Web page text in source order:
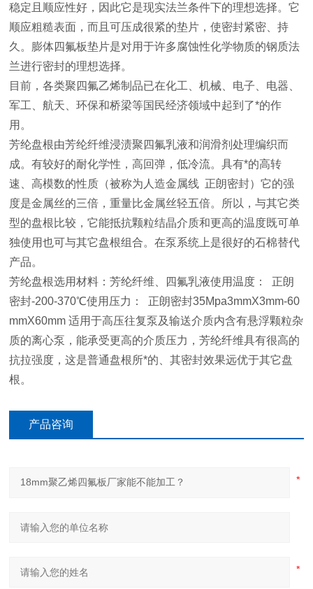
稳定且顺应性好，因此它是现实法兰条件下的理想选择。它
顺应粗糙表面，而且可压成很紧的垫片，使密封紧密、持
久。膨体四氟板垫片是对用于许多腐蚀性化学物质的钢质法
兰进行密封的理想选择。
目前，各类聚四氟乙烯制品已在化工、机械、电子、电器、
军工、航天、环保和桥梁等国民经济领域中起到了*的作
用。
芳纶盘根由芳纶纤维浸渍聚四氟乳液和润滑剂处理编织而
成。有较好的耐化学性，高回弹，低冷流。具有*的高转
速、高模数的性质（被称为人造金属线 正朗密封）它的强
度是金属丝的三倍，重量比金属丝轻五倍。所以，与其它类
型的盘根比较，它能抵抗颗粒结晶介质和更高的温度既可单
独使用也可与其它盘根组合。在泵系统上是很好的石棉替代
产品。
芳纶盘根选用材料：芳纶纤维、四氟乳液使用温度： 正朗
密封-200-370℃使用压力： 正朗密封35Mpa3mmX3mm-60
mmX60mm 适用于高压往复泵及输送介质内含有悬浮颗粒杂
质的离心泵，能承受更高的介质压力，芳纶纤维具有很高的
抗拉强度，这是普通盘根所*的、其密封效果远优于其它盘
根。
产品咨询